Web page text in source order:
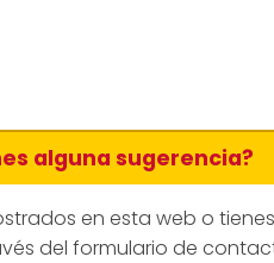
alguna sugerencia?
en esta web o
del formulario de